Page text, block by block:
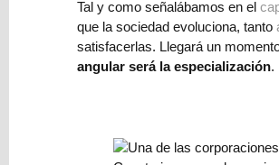
Tal y como señalábamos en el
que la sociedad evoluciona, tanto
satisfacerlas. Llegará un
angular será la especialización.